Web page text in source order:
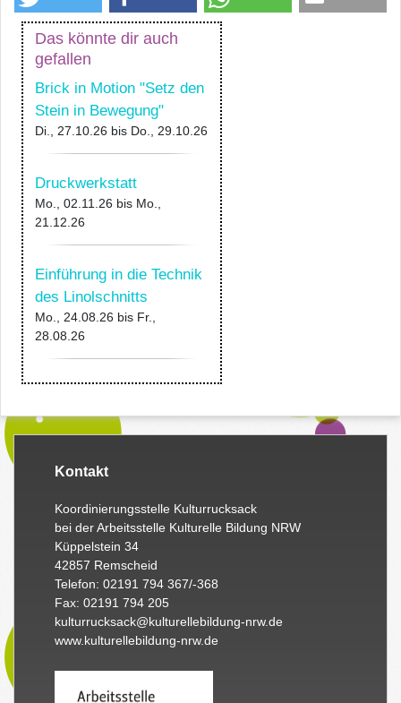
Das könnte dir auch
gefallen
Brick in Motion "Setz den
Stein in Bewegung"
Di., 27.10.26 bis Do., 29.10.26
Druckwerkstatt
Mo., 02.11.26 bis Mo.,
21.12.26
Einführung in die Technik
des Linolschnitts
Mo., 24.08.26 bis Fr.,
28.08.26
Kontakt
Koordinierungsstelle Kulturrucksack
bei der Arbeitsstelle Kulturelle Bildung NRW
Küppelstein 34
42857 Remscheid
Telefon: 02191 794 367/-368
Fax: 02191 794 205
kulturrucksack@kulturellebildung-nrw.de
www.kulturellebildung-nrw.de